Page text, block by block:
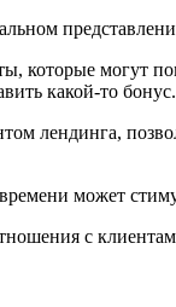
которые могут
какой-то бонус.
лендинга,
может
с